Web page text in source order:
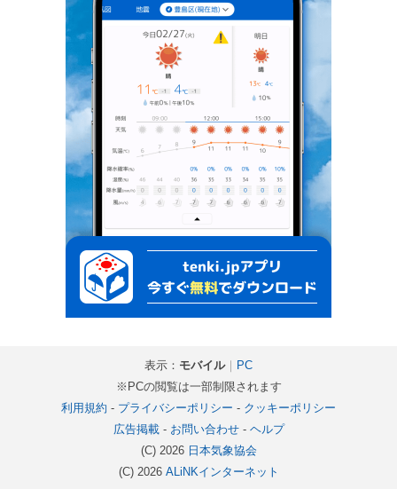
表示： モバイル｜
PC
※PCの閲覧は一部制限されます
利用規約 - プライバシーポリシー - クッキーポリシー
広告掲載- お問い合わせ- ヘルプ
(C) 2026 日本気象協会
(C) 2026 ALiNKインターネット